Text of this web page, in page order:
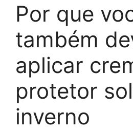
Por que
também
aplicar
protetor
inverno